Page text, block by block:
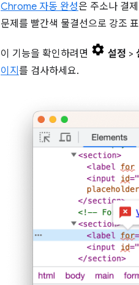
Chrome 자동 완성은 주소나 결
문제를 빨간색 물결선으로 강조
이 기능을 확인하려면 설정 >
이지 를 검사하세요.